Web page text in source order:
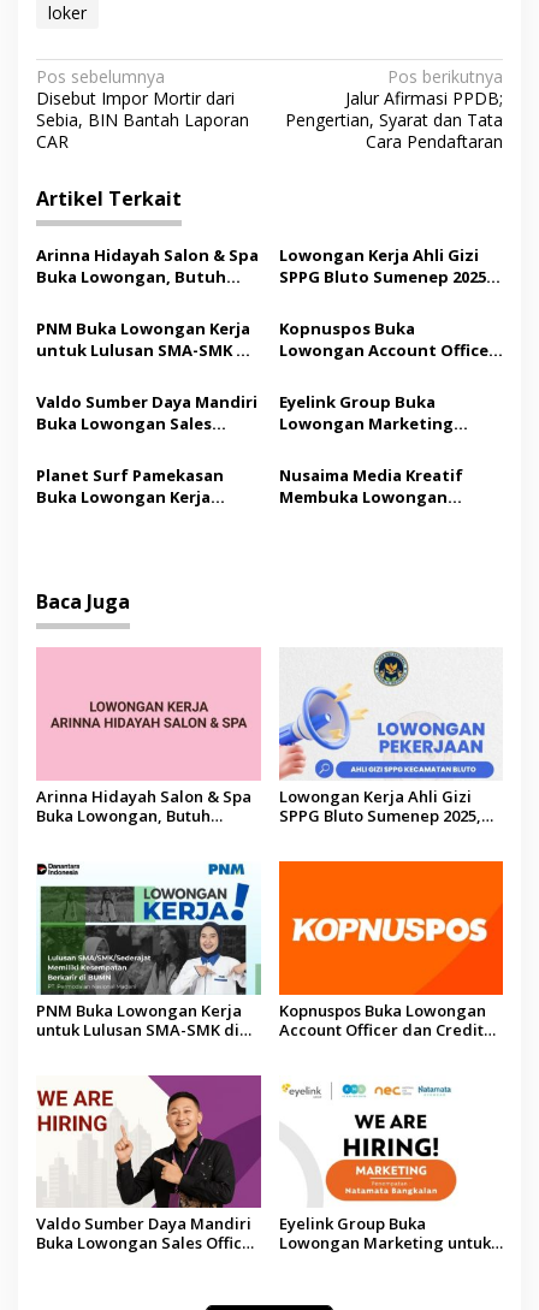
loker
N
a
v
i
g
a
s
i
p
o
s
Pos sebelumnya
Disebut Impor Mortir dari
Sebia, BIN Bantah Laporan
CAR
Pos berikutnya
Jalur Afirmasi PPDB;
Pengertian, Syarat dan Tata
Cara Pendaftaran
Artikel Terkait
Arinna Hidayah Salon & Spa
Buka Lowongan, Butuh
Lowongan Kerja Ahli Gizi
SPPG Bluto Sumenep 2025,
PNM Buka Lowongan Kerja
untuk Lulusan SMA-SMK di
Fasilitasnya
Kopnuspos Buka
Lowongan Account Officer
Madura
Valdo Sumber Daya Mandiri
Buka Lowongan Sales
Pamekasan
Eyelink Group Buka
Lowongan Marketing
Natamata Bangkalan
Planet Surf Pamekasan
Buka Lowongan Kerja
Nusaima Media Kreatif
Membuka Lowongan
Baca Juga
Arinna Hidayah Salon & Spa
Buka Lowongan, Butuh
Lowongan Kerja Ahli Gizi
SPPG Bluto Sumenep 2025,
PNM Buka Lowongan Kerja
untuk Lulusan SMA-SMK di
Kopnuspos Buka Lowongan
Account Officer dan Credit
Valdo Sumber Daya Mandiri
Buka Lowongan Sales Officer
Eyelink Group Buka
Lowongan Marketing untuk